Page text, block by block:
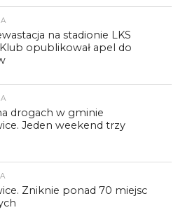
na stadionie LKS
opublikował apel do
drogach w gminie
Jeden weekend trzy
Zniknie ponad 70 miejsc